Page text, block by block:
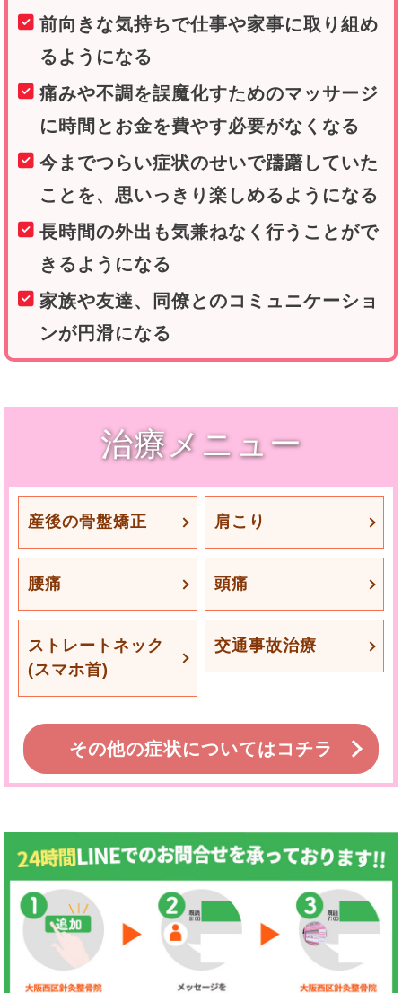
前向きな気持ちで仕事や家事に取り組め
るようになる
痛みや不調を誤魔化すためのマッサージ
に時間とお金を費やす必要がなくなる
今までつらい症状のせいで躊躇していた
ことを、思いっきり楽しめるようになる
長時間の外出も気兼ねなく行うことがで
きるようになる
家族や友達、同僚とのコミュニケーショ
ンが円滑になる
治療メニュー
産後の骨盤矯正 肩こり
腰痛 頭痛
ストレートネック
(スマホ首)
交通事故治療
その他の症状についてはコチラ